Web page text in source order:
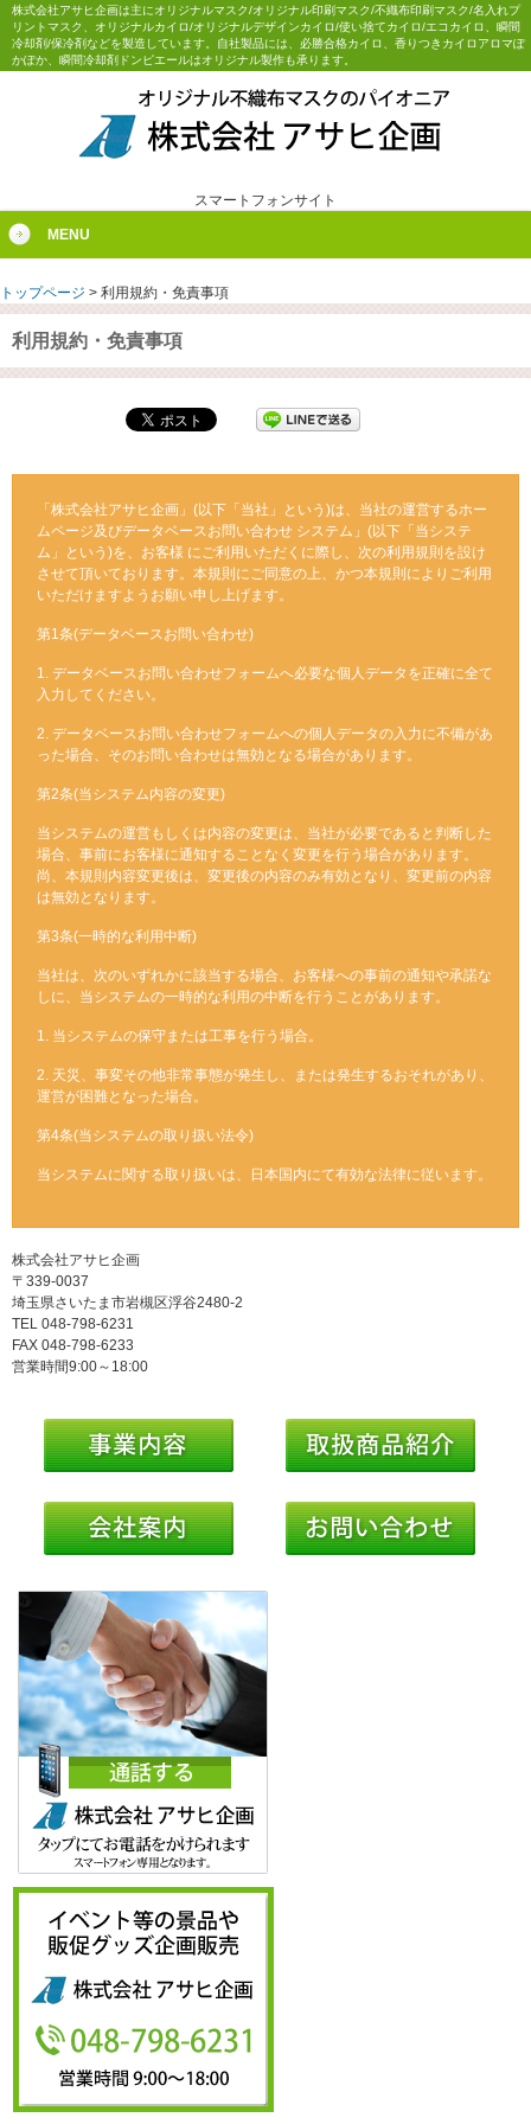
株式会社アサヒ企画は主にオリジナルマスク/オリジナル印刷マスク/不織布印刷マスク/名入れプ
リントマスク、オリジナルカイロ/オリジナルデザインカイロ/使い捨てカイロ/エコカイロ、瞬間
冷却剤/保冷剤などを製造しています。自社製品には、必勝合格カイロ、香りつきカイロアロマぽ
かぽか、瞬間冷却剤ドンピエールはオリジナル製作も承ります。
スマートフォンサイト
MENU
トップページ > 利用規約・免責事項
利用規約・免責事項
「株式会社アサヒ企画」(以下「当社」という)は、当社の運営するホー
ムページ及びデータベースお問い合わせ システム」(以下「当システ
ム」という)を、お客様 にご利用いただくに際し、次の利用規則を設け
させて頂いております。本規則にご同意の上、かつ本規則によりご利用
いただけますようお願い申し上げます。
第1条(データベースお問い合わせ)
1. データベースお問い合わせフォームへ必要な個人データを正確に全て
入力してください。
2. データベースお問い合わせフォームへの個人データの入力に不備があ
った場合、そのお問い合わせは無効となる場合があります。
第2条(当システム内容の変更)
当システムの運営もしくは内容の変更は、当社が必要であると判断した
場合、事前にお客様に通知することなく変更を行う場合があります。
尚、本規則内容変更後は、変更後の内容のみ有効となり、変更前の内容
は無効となります。
第3条(一時的な利用中断)
当社は、次のいずれかに該当する場合、お客様への事前の通知や承諾な
しに、当システムの一時的な利用の中断を行うことがあります。
1. 当システムの保守または工事を行う場合。
2. 天災、事変その他非常事態が発生し、または発生するおそれがあり、
運営が困難となった場合。
第4条(当システムの取り扱い法令)
当システムに関する取り扱いは、日本国内にて有効な法律に従います。
株式会社アサヒ企画
〒339-0037
埼玉県さいたま市岩槻区浮谷2480-2
TEL 048-798-6231
FAX 048-798-6233
営業時間9:00～18:00